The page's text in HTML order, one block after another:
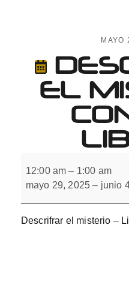
MAYO
EL
el
misterio
con
Libro
1
12:00 am – 1:00 am
mayo 29, 2025 – junio
Descrifrar el misterio –